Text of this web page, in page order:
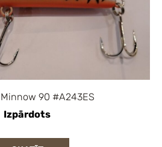
90 #A243ES
Izpārdots